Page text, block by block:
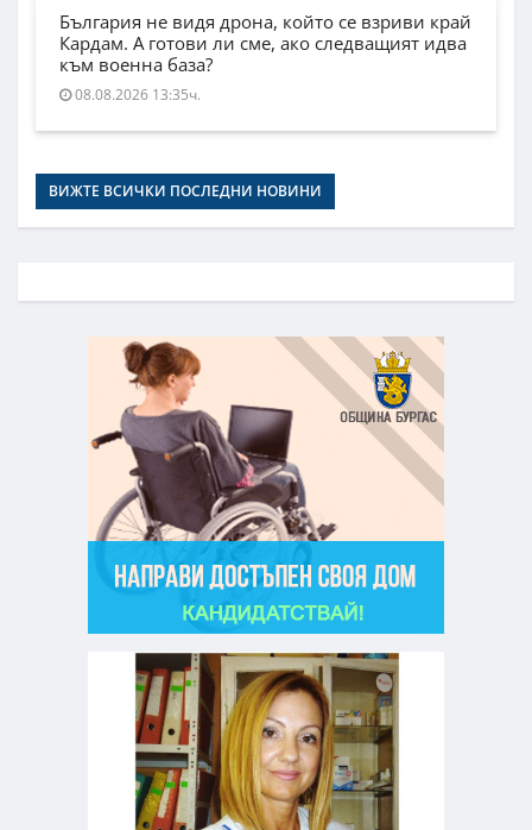
България не видя дрона, който се взриви край
Кардам. А готови ли сме, ако следващият идва
към военна база?
08.08.2026 13:35ч.
ВИЖТЕ ВСИЧКИ ПОСЛЕДНИ НОВИНИ